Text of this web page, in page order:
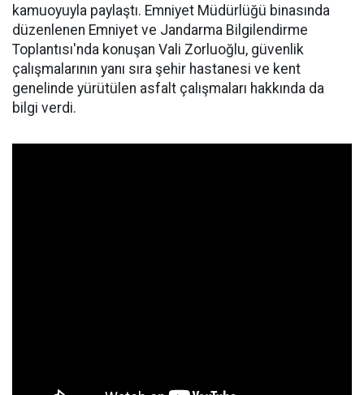
kamuoyuyla paylaştı. Emniyet Müdürlüğü binasında
düzenlenen Emniyet ve Jandarma Bilgilendirme
Toplantısı'nda konuşan Vali Zorluoğlu, güvenlik
çalışmalarının yanı sıra şehir hastanesi ve kent
genelinde yürütülen asfalt çalışmaları hakkında da
bilgi verdi.